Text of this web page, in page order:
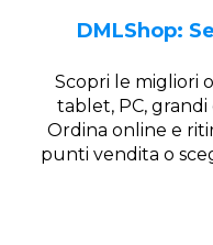
DMLShop:
Scopri le migliori
tablet, PC,
Ordina online e
punti vendita o